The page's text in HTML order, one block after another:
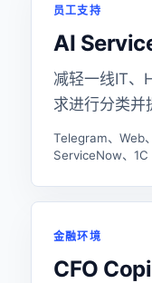
员工支持
AI
减轻一线IT、
求进行分类并
Telegram、Web
ServiceNow、1C
金融环境
CFO